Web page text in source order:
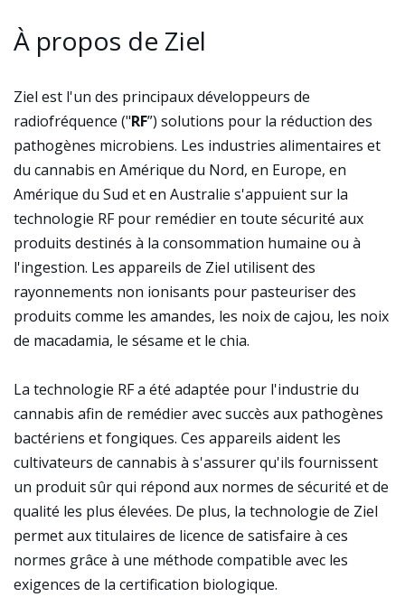
À propos de Ziel
Ziel est l'un des principaux développeurs de
radiofréquence ("RF”) solutions pour la réduction des
pathogènes microbiens. Les industries alimentaires et
du cannabis en Amérique du Nord, en Europe, en
Amérique du Sud et en Australie s'appuient sur la
technologie RF pour remédier en toute sécurité aux
produits destinés à la consommation humaine ou à
l'ingestion. Les appareils de Ziel utilisent des
rayonnements non ionisants pour pasteuriser des
produits comme les amandes, les noix de cajou, les noix
de macadamia, le sésame et le chia.
La technologie RF a été adaptée pour l'industrie du
cannabis afin de remédier avec succès aux pathogènes
bactériens et fongiques. Ces appareils aident les
cultivateurs de cannabis à s'assurer qu'ils fournissent
un produit sûr qui répond aux normes de sécurité et de
qualité les plus élevées. De plus, la technologie de Ziel
permet aux titulaires de licence de satisfaire à ces
normes grâce à une méthode compatible avec les
exigences de la certification biologique.